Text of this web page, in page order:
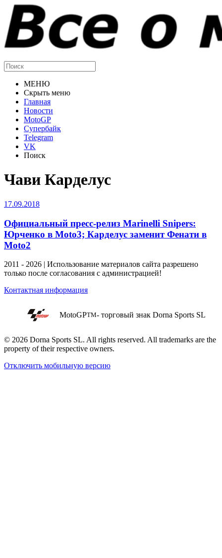
МЕНЮ
Скрыть меню
Главная
Новости
MotoGP
Супербайк
Telegram
VK
Поиск
Чави Карделус
17.09.2018
Официальный пресс-релиз Marinelli Snipers:
Юрченко в Moto3; Карделус заменит Фенати в
Moto2
2011 - 2026 | Использование материалов сайта разрешено
только после согласования с администрацией!
Контактная информация
MotoGPTM- торговый знак Dorna Sports SL
© 2026 Dorna Sports SL. All rights reserved. All trademarks are the
property of their respective owners.
Отключить мобильную версию